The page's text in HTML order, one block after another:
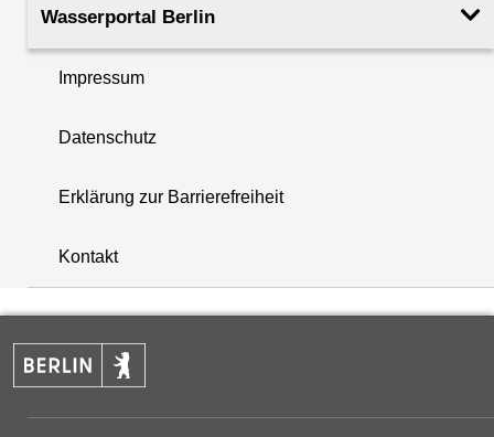
+
−
Wasserportal Berlin
Impressum
Datenschutz
Erklärung zur Barrierefreiheit
Kontakt